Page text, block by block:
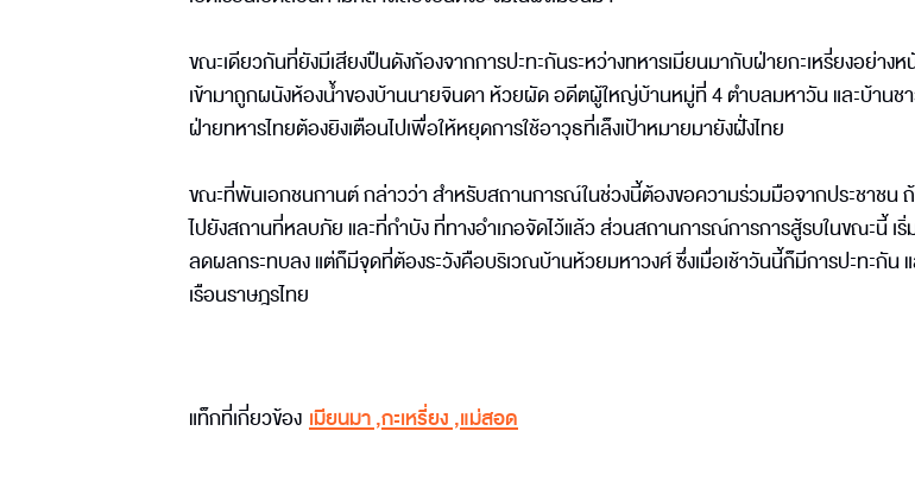
ขณะเดียวกันที่ยังมีเสียงปืนดังก้องจากการปะทะกันระหว่างทหารเมียนมากับฝ่ายกะเหรี่ยงอย่า
เข้ามาถูกผนังห้องน้ำของบ้านนายจินดา ห้วยผัด อดีตผู้ใหญ่บ้านหมู่ที่ 4 ตำบลมหาวัน และบ้านช
ฝ่ายทหารไทยต้องยิงเตือนไปเพื่อให้หยุดการใช้อาวุธที่เล็งเป้าหมายมายังฝั่งไทย
ขณะที่พันเอกชนกานต์ กล่าวว่า สำหรับสถานการณ์ในช่วงนี้ต้องขอความร่วมมือจากประชาชน ถ้
ไปยังสถานที่หลบภัย และที่กำบัง ที่ทางอำเภอจัดไว้แล้ว ส่วนสถานการณ์การการสู้รบในขณะนี้ เริ่
ลดผลกระทบลง แต่ก็มีจุดที่ต้องระวังคือบริเวณบ้านห้วยมหาวงศ์ ซึ่งเมื่อเช้าวันนี้ก็มีการปะทะกัน
เรือนราษฎรไทย
แท็กที่เกี่ยวข้อง เมียนมา,กะเหรี่ยง ,แม่สอด